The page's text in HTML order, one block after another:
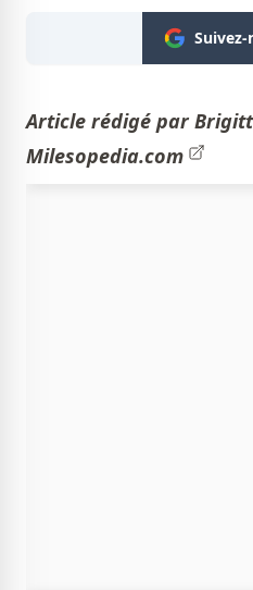
Article rédigé par
Milesopedia.com